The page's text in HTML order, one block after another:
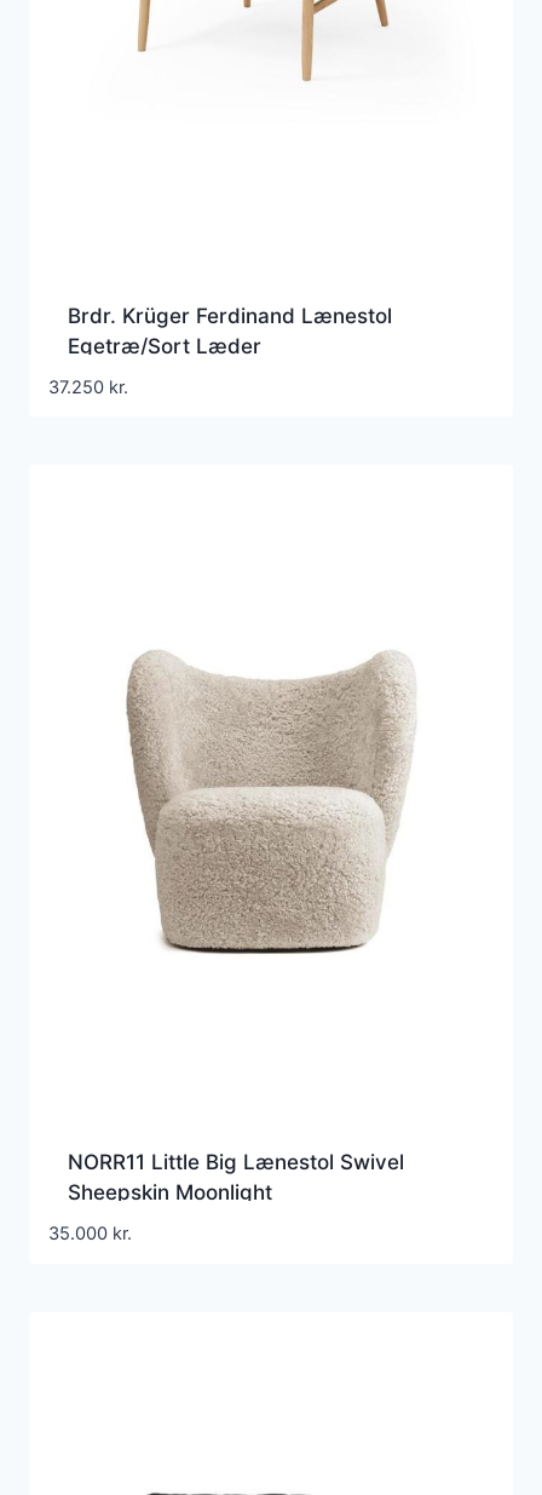
Brdr. Krüger Ferdinand Lænestol
Egetræ/Sort Læder
37.250 kr.
NORR11 Little Big Lænestol Swivel
Sheepskin Moonlight
35.000 kr.